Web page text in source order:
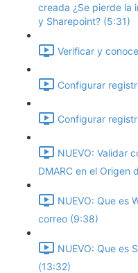
creada ¿Se pierde la
y Sharepoint? (5:31)
Verificar y
Configurar
Configurar
NUEVO: Validar
DMARC en el Origen
NUEVO: Que es
correo (9:38)
NUEVO: Que es
(13:32)